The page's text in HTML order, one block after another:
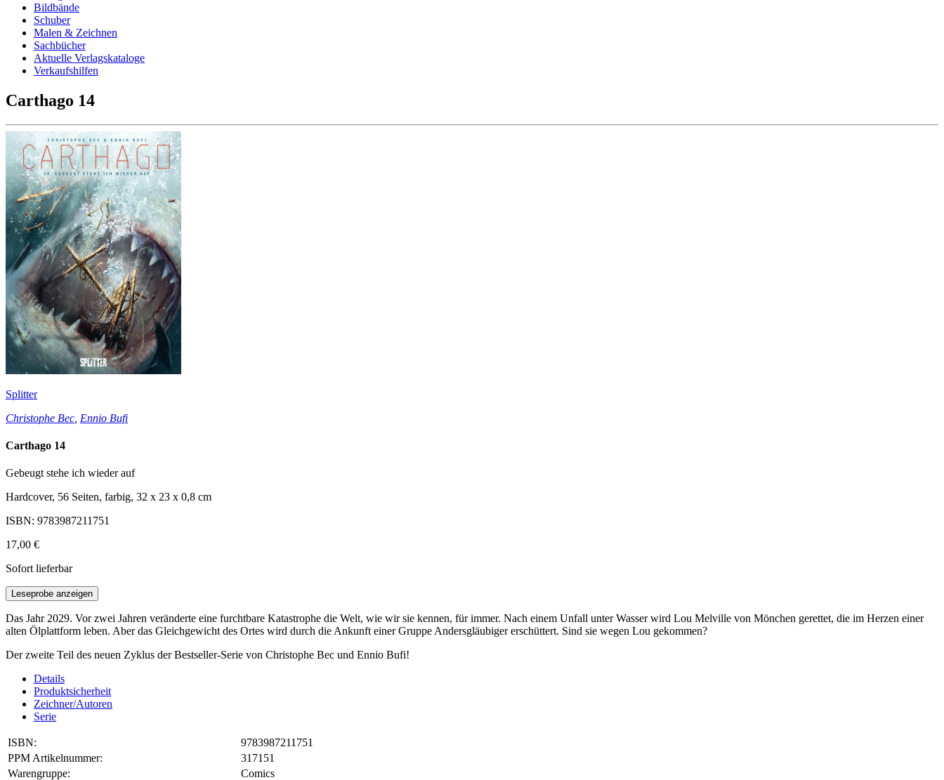
Bildbände
Schuber
Malen & Zeichnen
Sachbücher
Aktuelle Verlagskataloge
Verkaufshilfen
Carthago 14
Splitter
Christophe Bec Ennio Bufi
Carthago 14
Gebeugt stehe ich wieder auf
Hardcover, 56 Seiten, farbig, 32 x 23 x 0,8 cm
ISBN: 9783987211751
17,00 €
Sofort lieferbar
Leseprobe anzeigen
Das Jahr 2029. Vor zwei Jahren veränderte eine furchtbare Katastrophe die Welt, wie wir sie kennen, für immer. Nach einem Unfall unter Wasser wird Lou Melville von Mönchen gerettet, die im Herzen einer
alten Ölplattform leben. Aber das Gleichgewicht des Ortes wird durch die Ankunft einer Gruppe Andersgläubiger erschüttert. Sind sie wegen Lou gekommen?
Der zweite Teil des neuen Zyklus der Bestseller-Serie von Christophe Bec und Ennio Bufi!
Details
Produktsicherheit
Zeichner/Autoren
Serie
ISBN:
9783987211751
PPM Artikelnummer:
317151
Warengruppe:
Comics